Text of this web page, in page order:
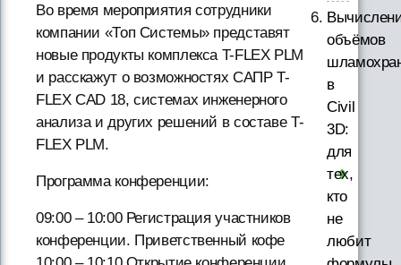
Во время мероприятия сотрудники
компании «Топ Системы» представят
новые продукты комплекса T-FLEX PLM
и расскажут о возможностях САПР T-
FLEX CAD 18, системах инженерного
анализа и других решений в составе T-
FLEX PLM.
Программа конференции:
09:00 – 10:00 Регистрация участников
конференции. Приветственный кофе
объёмов
в
Civil
3D:
для
тех,
кто
не
любит